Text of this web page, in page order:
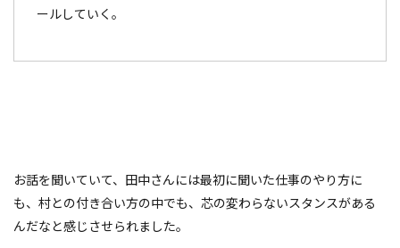
ールしていく。
お話を聞いていて、田中さんには最初に聞いた仕事のやり方に
も、村との付き合い方の中でも、芯の変わらないスタンスがある
んだなと感じさせられました。